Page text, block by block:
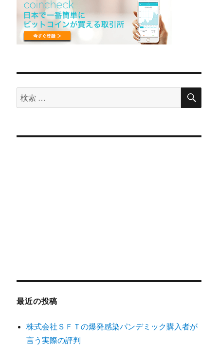
検
索
象:
検
最近の投稿
株式会社ＳＦＴの爆発感染パンデミック購入者が
言う実際の評判